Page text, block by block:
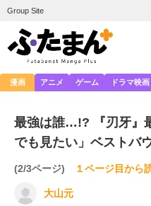
Group Site
漫画 アニメ ゲーム ドラマ映画
最強は誰…!? 『刃牙』
でも見たい」ベストバ
(2/3ページ) １ページ目から
大山元